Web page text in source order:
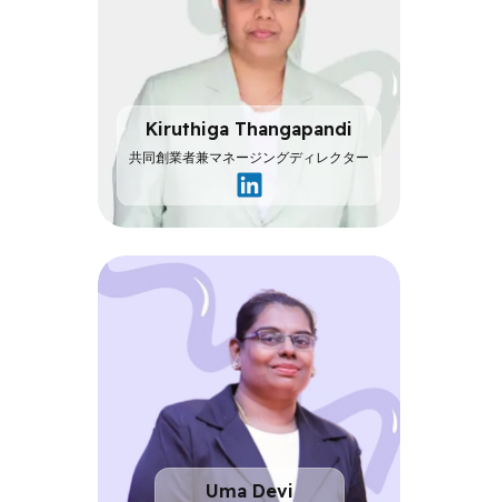
Kiruthiga Thangapandi
共同創業者兼マネージングディレクター
共
同
創
業
者
兼
マ
ネ
ー
ジ
グ
Uma Devi